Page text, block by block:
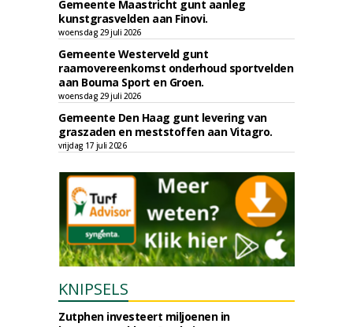
Gemeente Maastricht gunt aanleg
kunstgrasvelden aan Finovi.
woensdag 29 juli 2026
Gemeente Westerveld gunt
raamovereenkomst onderhoud sportvelden
aan Bouma Sport en Groen.
woensdag 29 juli 2026
Gemeente Den Haag gunt levering van
graszaden en meststoffen aan Vitagro.
vrijdag 17 juli 2026
KNIPSELS
Zutphen investeert miljoenen in